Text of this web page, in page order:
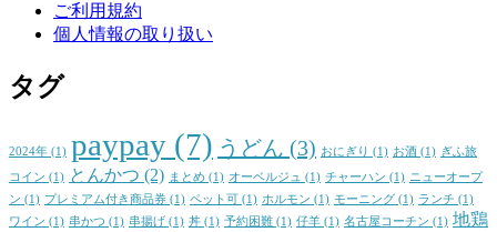
ご利用規約
個人情報の取り扱い
タグ
2024年 (1) paypay (7) うどん (3) おにぎり (1) お酒 (1) ぎふ旅
コイン (1) とんかつ (2) まとめ (1) オーベルジュ (1) チャーハン (1) ニューオープ
ン (1) プレミアム付き商品券 (1) ペット可 (1) ホルモン (1) モーニング (1) ランチ (1)
ワイン (1) 串かつ (1) 串揚げ (1) 丼 (1) 予約困難 (1) 仔羊 (1) 名古屋コーチン (1) 地鶏